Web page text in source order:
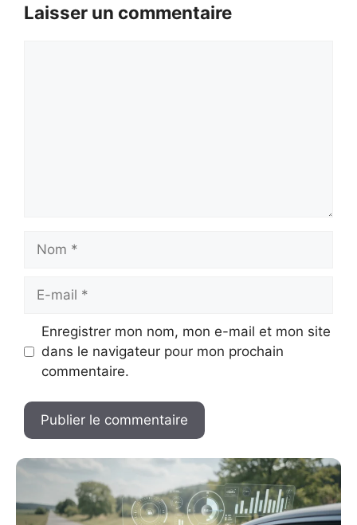
Laisser un commentaire
mail
Enregistrer mon nom, mon e-mail et mon site
dans le navigateur pour mon prochain
commentaire.